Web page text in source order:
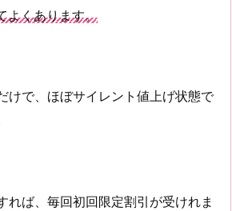
よくあります。
けで、ほぼサイレント値上げ状態で
れば、毎回初回限定割引が受けれま